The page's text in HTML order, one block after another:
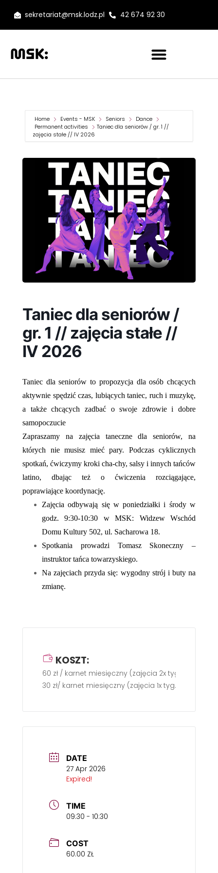
sekretariat@msk.lodz.pl 42 674 92 30
Home Events - MSK Seniors
Dance
Permanent activities
Taniec dla seniorów / gr. 1 //
zajęcia stałe // IV 2026
Taniec dla seniorów /
gr. 1 // zajęcia stałe //
IV 2026
Taniec dla seniorów to propozycja dla osób chcących
aktywnie spędzić czas, lubiących taniec, ruch i muzykę,
a także chcących zadbać o swoje zdrowie i dobre
samopoczucie
Zapraszamy na zajęcia taneczne dla seniorów, na
których nie musisz mieć pary. Podczas cyklicznych
spotkań, ćwiczymy kroki cha-chy, salsy i innych tańców
latino, dbając też o ćwiczenia rozciągające,
poprawiające koordynację.
Zajęcia odbywają się w poniedziałki i środy w
godz. 9:30-10:30 w MSK: Widzew Wschód
Domu Kultury 502, ul. Sacharowa 18.
Spotkania prowadzi Tomasz Skoneczny –
instruktor tańca towarzyskiego.
Na zajęciach przyda się: wygodny strój i buty na
zmianę.
KOSZT:
60 zł / karnet miesięczny (zajęcia 2x tyg.)
30 zł/ karnet miesięczny (zajęcia 1x tyg.)
DATE
27 Apr 2026
Expired!
TIME
09:30 - 10:30
COST
60.00 ZŁ